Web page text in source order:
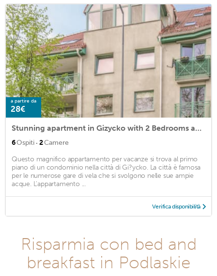
a partire da
28€
Stunning apartment in Gizycko with 2 Bedrooms and Internet
6Ospiti · 2Camere
Questo magnifico appartamento per vacanze si trova al primo
piano di un condominio nella città di Gi?ycko. La città è famosa
per le numerose gare di vela che si svolgono nelle sue ampie
acque. L'appartamento ...
Verifica disponibilità
Risparmia con bed and
breakfast in Podlaskie